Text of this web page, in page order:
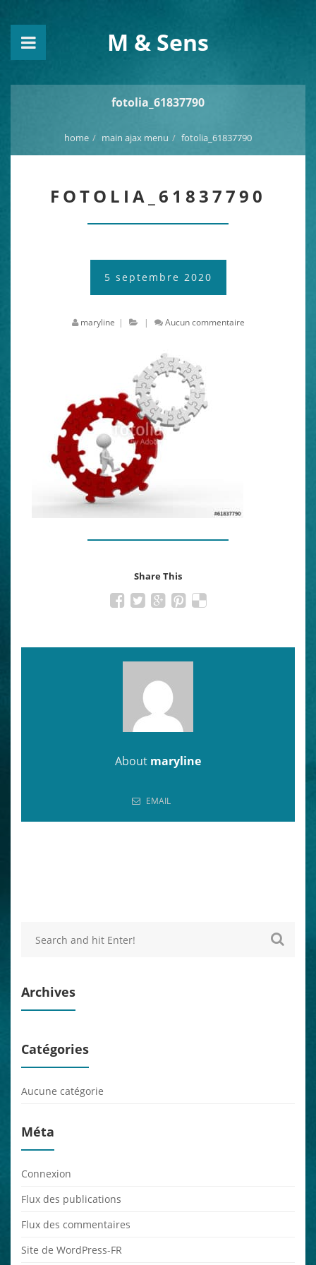
M & Sens
fotolia_61837790
home main ajax menu fotolia_61837790
FOTOLIA_61837790
5 septembre 2020
maryline | | Aucun commentaire
Share This
About maryline
EMAIL
Archives
Catégories
Aucune catégorie
Méta
Connexion
Flux des publications
Flux des commentaires
Site de WordPress-FR